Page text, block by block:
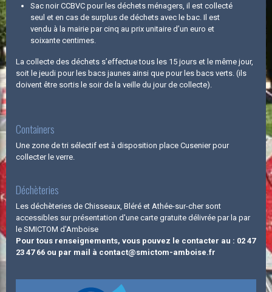
Sac noir CCBVC pour les déchets ménagers, il est collecté
seul et en cas de surplus de déchets avec le bac. Il est
vendu à la mairie par cinq au prix unitaire d’un euro et
soixante centimes.
La collecte des déchets s’effectue tous les 15 jours et le même jour,
soit le jeudi pour les bacs jaunes ainsi que pour les bacs verts. (ils
doivent être sortis le soir de la veille du jour de collecte).
Containers
Une zone de tri sélectif est à disposition place Cusenier pour
collecter le verre.
Déchèteries
Les déchèteries de Chisseaux, Bléré et Athée-sur-cher sont
accessibles sur présentation d'une carte gratuite délivrée par la par
le SMICTOM d'Amboise
Pour tous renseignements, vous pouvez le contacter au : 02 47
23 47 66 ou par mail à contact@smictom-amboise.fr